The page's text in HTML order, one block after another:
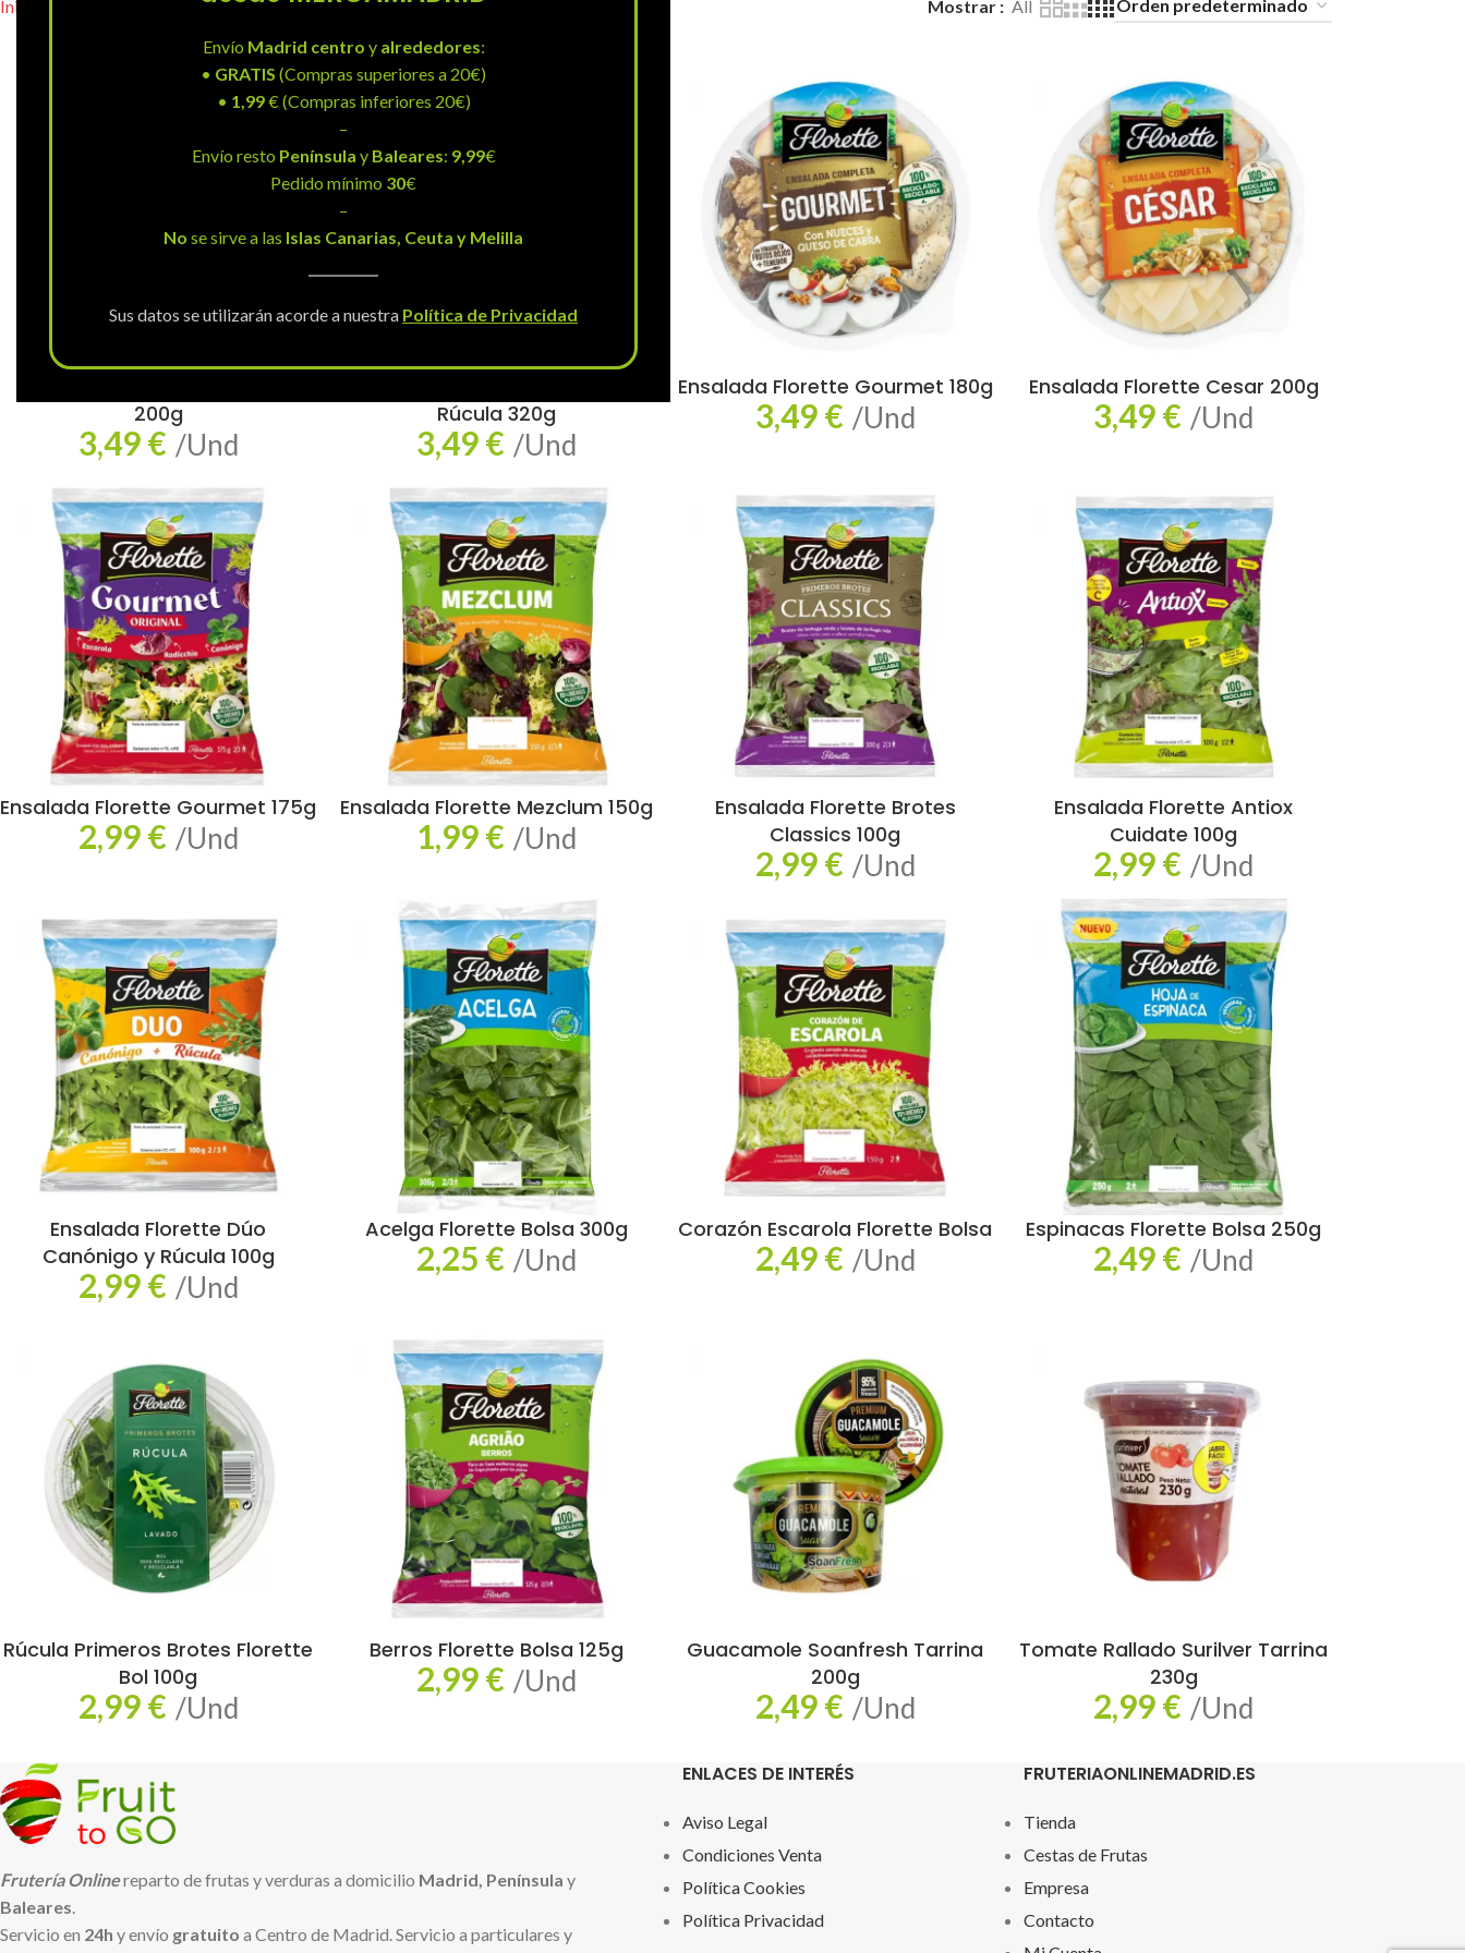
Envío Madrid centro y alrededores:
• GRATIS (Compras superiores a 20€)
• 1,99€ (Compras inferiores 20€)
–
Envío resto Península y Baleares: 9,99€
Pedido mínimo 30€
–
No se sirve a las Islas Canarias, Ceuta y Melilla
Sus datos se utilizarán acorde a nuestra Política de Privacidad
Inicio Mostrar All
200g
3,49€ /Und
Rúcula 320g
3,49€ /Und
Ensalada Florette Gourmet 180g
3,49€ /Und
Ensalada Florette Cesar 200g
3,49€ /Und
Ensalada Florette Gourmet 175g
2,99€ /Und
Ensalada Florette Mezclum 150g
1,99€ /Und
Ensalada Florette Brotes
Classics 100g
2,99€ /Und
Ensalada Florette Antiox
Cuidate 100g
2,99€ /Und
Ensalada Florette Dúo
Canónigo y Rúcula 100g
2,99€ /Und
Acelga Florette Bolsa 300g
2,25 € /Und
Corazón Escarola Florette Bolsa
2,49€ /Und
Espinacas Florette Bolsa 250g
2,49€ /Und
Rúcula Primeros Brotes Florette
Bol 100g
2,99€ /Und
Berros Florette Bolsa 125g
2,99€ /Und
Guacamole Soanfresh Tarrina
200g
2,49€ /Und
Tomate Rallado Surilver Tarrina
230g
2,99€ /Und
Frutería Onlinereparto de frutas y verduras a domicilio Madrid, Península y
Baleares.
Servicio en 24h y envío gratuito a Centro de Madrid. Servicio a particulares y
ENLACES DE INTERÉS
Aviso Legal
Condiciones Venta
Política Cookies
Política Privacidad
FRUTERIAONLINEMADRID.ES
Tienda
Cestas de Frutas
Empresa
Contacto